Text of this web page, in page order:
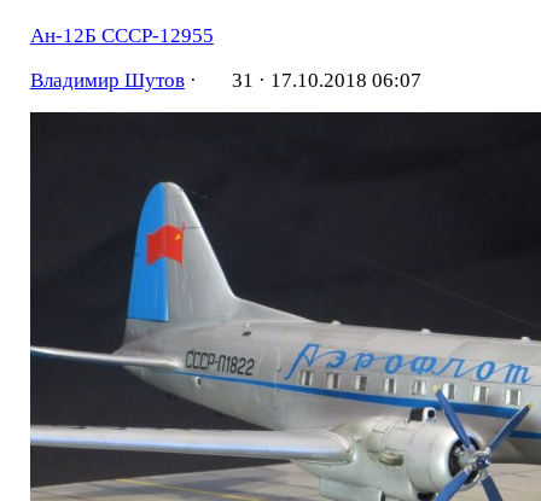
Ан-12Б СССР-12955
Владимир Шутов· 31 · 17.10.2018 06:07